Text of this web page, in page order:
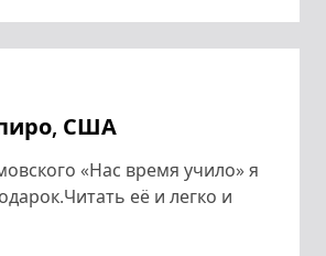
США
«Нас время учило» я
её и легко и